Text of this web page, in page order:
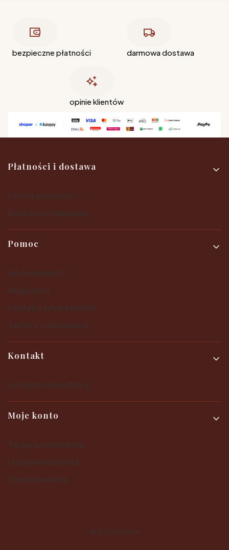
bezpieczne płatności darmowa dostawa
opinie klientów
Linki w stopce
Płatności i dostawa
Pomoc
Kontakt
Moje konto